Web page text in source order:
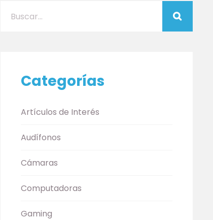
Categorías
Artículos de Interés
Audífonos
Cámaras
Computadoras
Gaming